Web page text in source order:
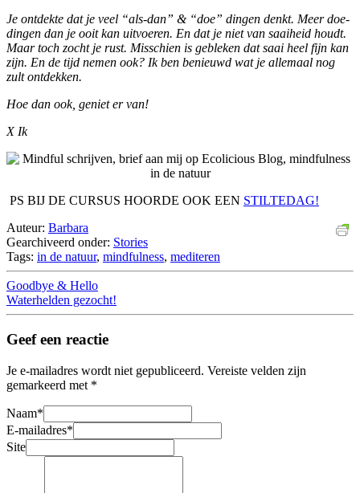
Je ontdekte dat je veel “als-dan” & “doe” dingen denkt. Meer doe-
dingen dan je ooit kan uitvoeren. En dat je niet van saaiheid houdt.
Maar toch zocht je rust. Misschien is gebleken dat saai heel fijn kan
zijn. En de tijd nemen ook? Ik ben benieuwd wat je allemaal nog
zult ontdekken.
Hoe dan ook, geniet er van!
X Ik
PS BIJ DE CURSUS HOORDE OOK EEN STILTEDAG!
Auteur: Barbara
Gearchiveerd onder: Stories
Tags: in de natuur, mindfulness, mediteren
Goodbye & Hello
Waterhelden gezocht!
Geef een reactie
Je e-mailadres wordt niet gepubliceerd. Vereiste velden zijn
gemarkeerd met *
Naam*
E-mailadres*
Site